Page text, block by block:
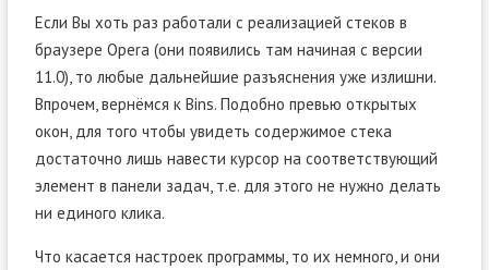
Если Вы хоть раз работали с реализацией стеков в
браузере Opera (они появились там начиная с версии
11.0), то любые дальнейшие разъяснения уже излишни.
Впрочем, вернёмся к Bins. Подобно превью открытых
окон, для того чтобы увидеть содержимое стека
достаточно лишь навести курсор на соответствующий
элемент в панели задач, т.е. для этого не нужно делать
ни единого клика.
Что касается настроек программы, то их немного, и они